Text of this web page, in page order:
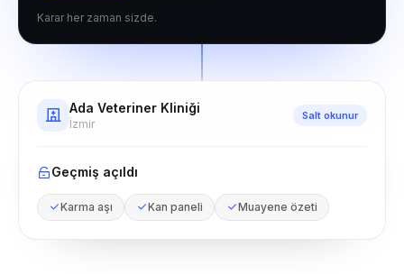
Karar her zaman sizde.
Ada Veteriner Kliniği
İzmir
Salt okunur
Geçmiş açıldı
Karma aşı Kan paneli Muayene özeti